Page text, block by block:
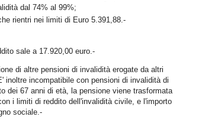
dal 74% al 99%;
rientri nei limiti di Euro 5.391,88.-
sale a 17.920,00 euro.-
di altre pensioni di invalidità erogate da altri
incompatibile con pensioni di invalidità di
dei 67 anni di età, la pensione viene trasformata
i limiti di reddito dell'invalidità civile, e l'importo
sociale.-